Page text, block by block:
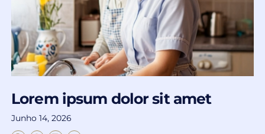
Lorem ipsum dolor sit amet
Junho 14, 2026